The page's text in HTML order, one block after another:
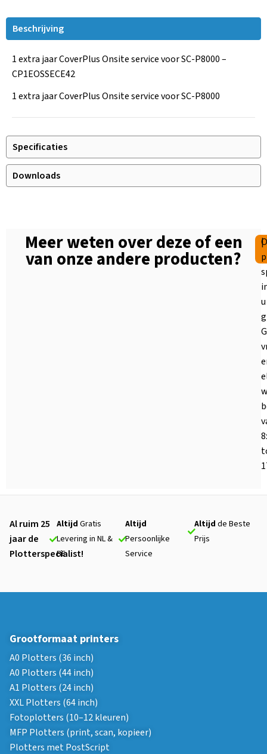
Beschrijving
Specificaties
Downloads
1 extra jaar CoverPlus Onsite service voor SC-P8000 –
CP1EOSSECE42
1 extra jaar CoverPlus Onsite service voor SC-P8000
Meer weten over deze of een
van onze andere producten?
|
u
Al ruim 25
jaar de
Plotterspecialist!
Altijd Gratis
Levering in NL &
BE
Altijd
Persoonlijke
Service
Altijdde Beste
Prijs
Grootformaat printers
A0 Plotters (36 inch)
A0 Plotters (44 inch)
A1 Plotters (24 inch)
XXL Plotters (64 inch)
Fotoplotters (10–12 kleuren)
MFP Plotters (print, scan, kopieer)
Plotters met PostScript